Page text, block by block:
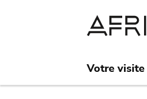
Votre visite